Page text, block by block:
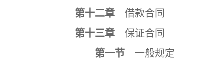
第十二章 借款合同
第十三章 保证合同
第一节 一般规定